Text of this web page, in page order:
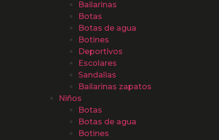
Bailarinas
Botas
Botas de agua
Botines
Deportivos
Escolares
Sandalias
Bailarinas zapatos
Niños
Botas
Botas de agua
Botines